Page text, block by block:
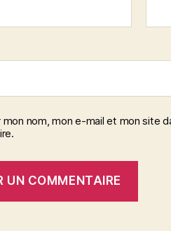
mon nom, mon e-mail et mon site